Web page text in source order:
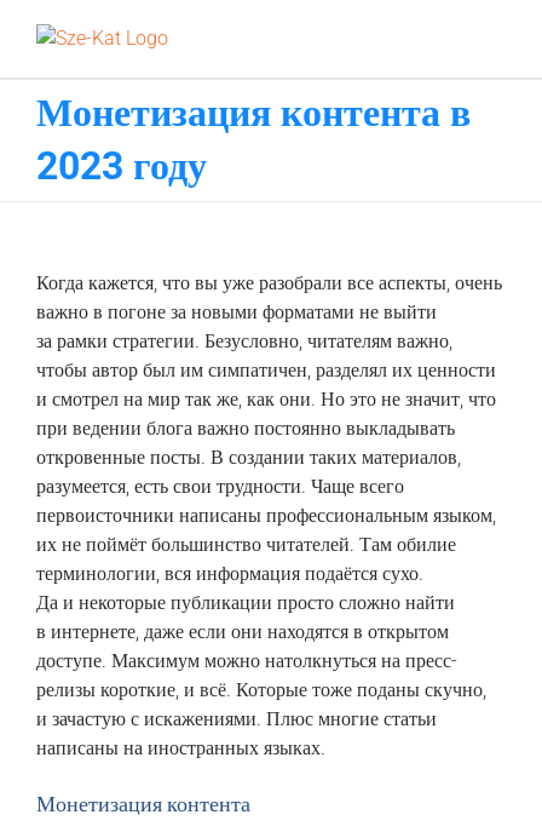
Монетизация контента в
2023 году
‎Когда ‎кажется, ‎что ‎вы‏ ‎уже‏ ‎разобрали‏ ‎все ‎аспекты,‏ ‎очень
‎важно‏ ‎в ‎погоне‏ ‎за‏ ‎новыми ‎форматами‏ ‎не ‎выйти
‎за ‎рамки ‎стратегии. Безусловно, ‎читателям ‎важно,‏
‎чтобы ‎автор‏ ‎был‏ ‎им ‎симпатичен, ‎разделял‏ ‎их ‎ценности‏
‎и ‎смотрел ‎на ‎мир‏ ‎так‏ ‎же, ‎как‏ ‎они. ‎Но‏ ‎это ‎не ‎значит, ‎что
‎при‏ ‎ведении‏ ‎блога ‎важно‏ ‎постоянно ‎выкладывать‏
‎откровенные ‎посты. В ‎создании‏ ‎таких‏ ‎материалов,‏
‎разумеется, ‎есть‏ ‎свои ‎трудности.‏ ‎Чаще ‎всего‏
‎первоисточники‏ ‎написаны ‎профессиональным‏ ‎языком,
‎их ‎не ‎поймёт ‎большинство‏ ‎читателей. ‎Там‏ ‎обилие‏
‎терминологии, ‎вся ‎информация‏ ‎подаётся ‎сухо.‏
‎Да ‎и ‎некоторые ‎публикации‏ ‎просто‏ ‎сложно ‎найти‏
‎в ‎интернете,‏ ‎даже ‎если ‎они ‎находятся ‎в‏ ‎открытом‏
‎доступе. ‎Максимум‏ ‎можно ‎натолкнуться‏ ‎на ‎пресс-
релизы ‎короткие, ‎и ‎всё.‏ ‎Которые‏ ‎тоже‏ ‎поданы ‎скучно,‏
‎и ‎зачастую‏ ‎с ‎искажениями.‏ ‎Плюс‏ ‎многие ‎статьи‏
‎написаны ‎на ‎иностранных ‎языках.
Монетизация контента